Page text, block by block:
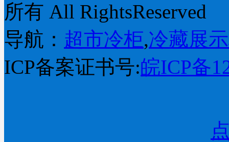
所有 All RightsReserved
导航： 超市冷柜,冷藏展
ICP备案证书号:皖ICP备